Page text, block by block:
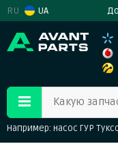
RU UA
Какую
Например: насос ГУР